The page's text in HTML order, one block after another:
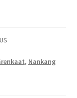
, Nankang